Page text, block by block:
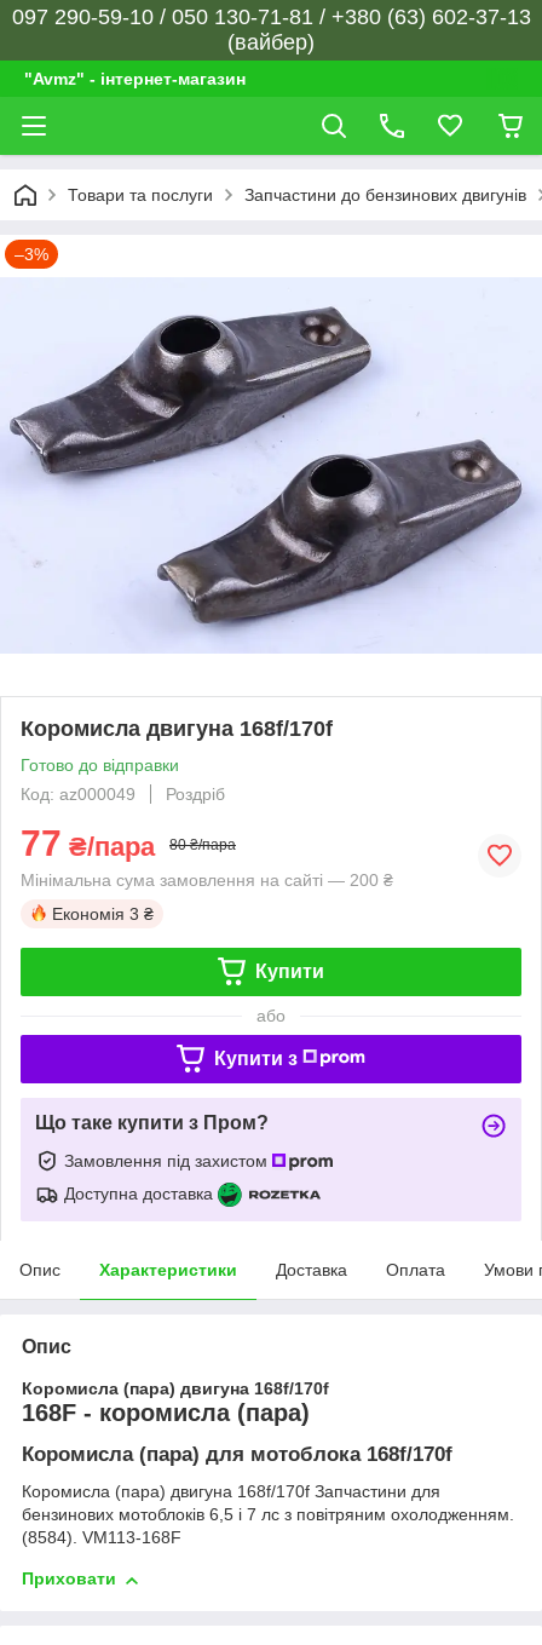
097 290-59-10 / 050 130-71-81 / +380 (63) 602-37-13
(вайбер)
"Avmz" - інтернет-магазин
Товари та послуги Запчастини до бензинових двигунів
–3%
Коромисла двигуна 168f/170f
Готово до відправки
Код: az000049
Роздріб
77 ₴/пара 80 ₴/пара
Мінімальна сума замовлення на сайті — 200 ₴
Економія 3 ₴
Купити
або
Купити з
Що таке купити з Пром?
Замовлення під захистом
Доступна доставка
Опис Характеристики Доставка Оплата Умови
Опис
Коромисла (пара) двигуна 168f/170f
168F - коромисла (пара)
Коромисла (пара) для мотоблока 168f/170f
Коромисла (пара) двигуна 168f/170f Запчастини для
бензинових мотоблоків 6,5 і 7 лс з повітряним охолодженням.
(8584). VM113-168F
Приховати